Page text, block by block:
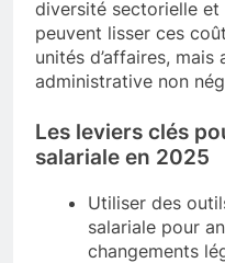
diversité sectorielle
peuvent lisser ces
unités d’affaires, mais
administrative non
Les leviers clés
salariale en 2025
Utiliser des
salariale pour
changements